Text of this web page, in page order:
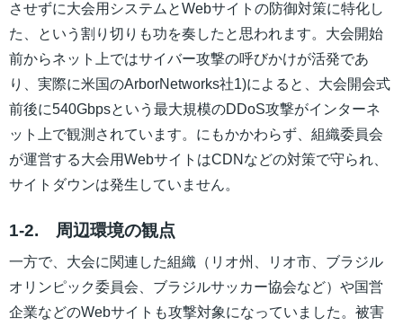
させずに大会用システムとWebサイトの防御対策に特化し
た、という割り切りも功を奏したと思われます。大会開始
前からネット上ではサイバー攻撃の呼びかけが活発であ
り、実際に米国のArborNetworks社1)によると、大会開会式
前後に540Gbpsという最大規模のDDoS攻撃がインターネ
ット上で観測されています。にもかかわらず、組織委員会
が運営する大会用WebサイトはCDNなどの対策で守られ、
サイトダウンは発生していません。
1-2. 周辺環境の観点
一方で、大会に関連した組織（リオ州、リオ市、ブラジル
オリンピック委員会、ブラジルサッカー協会など）や国営
企業などのWebサイトも攻撃対象になっていました。被害